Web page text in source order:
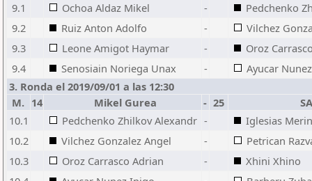
9.1
Ochoa Aldaz Mikel -
Pedchenko
9.2
Ruiz Anton Adolfo -
Vilchez
9.3
Leone Amigot Haymar -
Oroz
9.4
Senosiain Noriega Unax -
Ayucar
3. Ronda el 2019/09/01 a las 12:30
M. 14 Mikel Gurea - 25
10.1
Pedchenko Zhilkov Alexandr -
Iglesias
10.2
Vilchez Gonzalez Angel -
Petrican
10.3
Oroz Carrasco Adrian -
Xhini Xhino